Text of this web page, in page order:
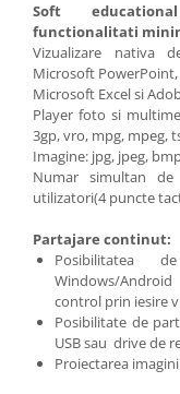
Soft
functionalitati
Vizualizare nativa
Microsoft PowerPoint,
Microsoft Excel si
Player foto si
3gp, vro, mpg, mpeg,
Imagine: jpg, jpeg,
Numar simultan
utilizatori(4 puncte
Partajare continut:
Posibilitatea
Windows/
control prin iesire
Posibilitate de
USB sau drive de
Proiectarea